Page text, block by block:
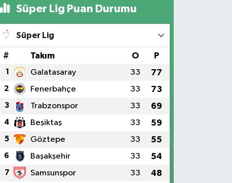
Süper Lig Puan Durumu
Süper Lig
# Takım O P
1 Galatasaray 33 77
2 Fenerbahçe 33 73
3 Trabzonspor 33 69
4 Beşiktaş 33 59
5 Göztepe 33 55
6 Başakşehir 33 54
7 Samsunspor 33 48